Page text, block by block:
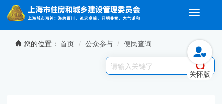
无障碍操作说明 跳转到网站导航区 跳转到主要内容区域
Toggle
您的位置： 首页 公众参与 便民查询
关怀版